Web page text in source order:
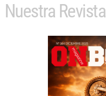
Nuestra Revista